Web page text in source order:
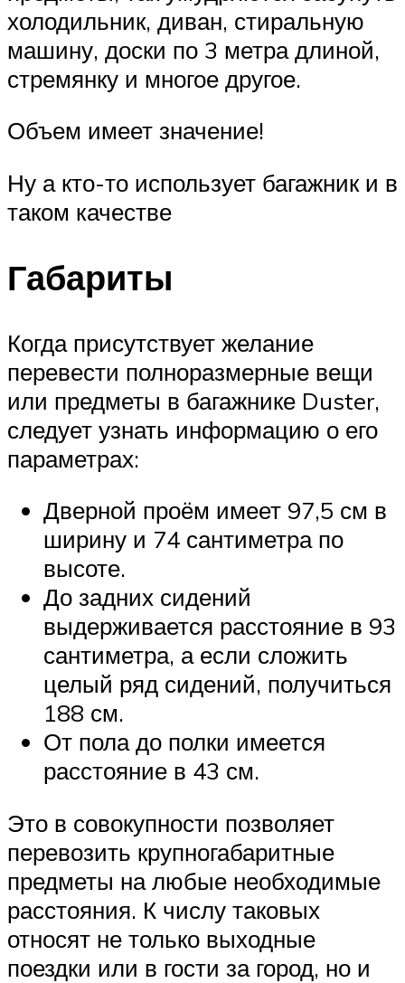
холодильник, диван, стиральную
машину, доски по 3 метра длиной,
стремянку и многое другое.
Объем имеет значение!
Ну а кто-то использует багажник и в
таком качестве
Габариты
Когда присутствует желание
перевести полноразмерные вещи
или предметы в багажнике Duster,
следует узнать информацию о его
параметрах:
Дверной проём имеет 97,5 см в
ширину и 74 сантиметра по
высоте.
До задних сидений
выдерживается расстояние в 93
сантиметра, а если сложить
целый ряд сидений, получиться
188 см.
От пола до полки имеется
расстояние в 43 см.
Это в совокупности позволяет
перевозить крупногабаритные
предметы на любые необходимые
расстояния. К числу таковых
относят не только выходные
поездки или в гости за город, но и